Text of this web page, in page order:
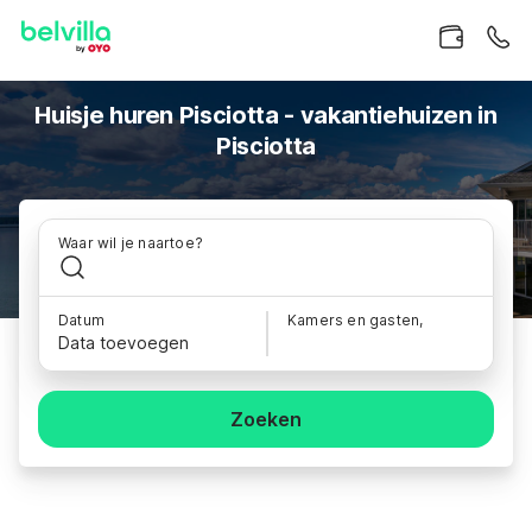
Huisje huren Pisciotta - vakantiehuizen in
Pisciotta
Waar wil je naartoe?
Datum
Data toevoegen
Kamers en gasten,
Zoeken